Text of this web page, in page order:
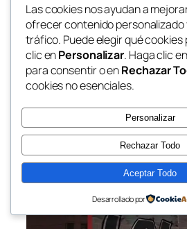
Las cookies nos ayudan a
ofrecer contenido personalizado
tráfico. Puede elegir qué
clic enPersonalizar. Haga clic en
para consentir o enRechazar
cookies no esenciales.
Personalizar
Rechazar Todo
Aceptar Todo
Desarrollado por